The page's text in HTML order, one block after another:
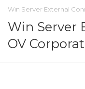
Win Server External
Win Server
OV